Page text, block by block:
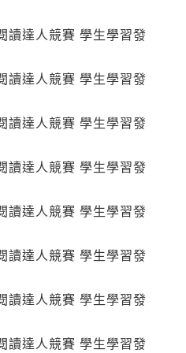
讀達人競賽 學生學習發
讀達人競賽 學生學習發
讀達人競賽 學生學習發
讀達人競賽 學生學習發
讀達人競賽 學生學習發
讀達人競賽 學生學習發
讀達人競賽 學生學習發
讀達人競賽 學生學習發